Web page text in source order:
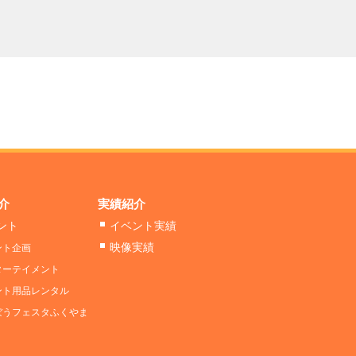
ト
企画
テイメント
用品レンタル
フェスタふくやま
実績紹介
イベント実績
映像実績